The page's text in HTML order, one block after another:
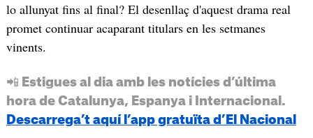
lo allunyat fins al final? El desenllaç d'aquest drama real
promet continuar acaparant titulars en les setmanes
vinents.
📲 Estigues al dia amb les notícies d’última
hora de Catalunya, Espanya i Internacional.
Descarrega’t aquí l’app gratuïta d’El Nacional